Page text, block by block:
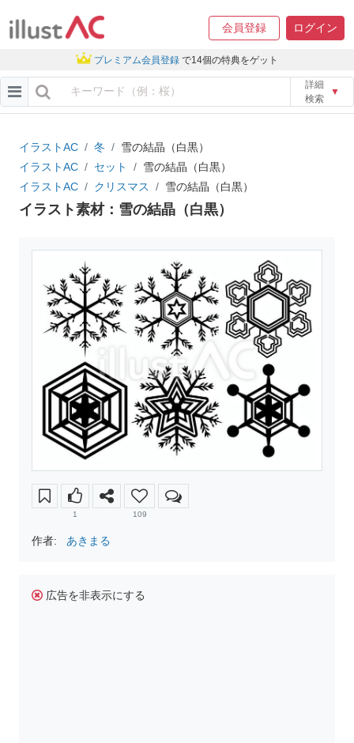
会員登録 ログイン
プレミアム会員登録 で14個の特典をゲット
詳細
検索
▼
イラストAC 冬
雪の結晶（白黒）
イラストAC
セット
雪の結晶（白黒）
イラストAC
クリスマス 雪の結晶（白黒）
イラスト素材：雪の結晶（白黒）
1 109
作者: あきまる
広告を非表示にする